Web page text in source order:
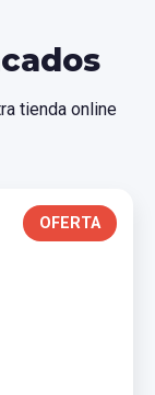
tienda online
OFERTA